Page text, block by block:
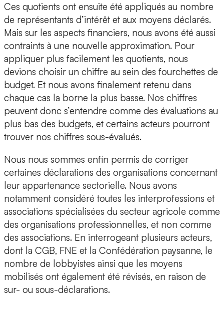
Ces quotients ont ensuite été appliqués au nombre
de représentants d’intérêt et aux moyens déclarés.
Mais sur les aspects financiers, nous avons été aussi
contraints à une nouvelle approximation. Pour
appliquer plus facilement les quotients, nous
devions choisir un chiffre au sein des fourchettes de
budget. Et nous avons finalement retenu dans
chaque cas la borne la plus basse. Nos chiffres
peuvent donc s’entendre comme des évaluations au
plus bas des budgets, et certains acteurs pourront
trouver nos chiffres sous-évalués.
Nous nous sommes enfin permis de corriger
certaines déclarations des organisations concernant
leur appartenance sectorielle. Nous avons
notamment considéré toutes les interprofessions et
associations spécialisées du secteur agricole comme
des organisations professionnelles, et non comme
des associations. En interrogeant plusieurs acteurs,
dont la CGB, FNE et la Confédération paysanne, le
nombre de lobbyistes ainsi que les moyens
mobilisés ont également été révisés, en raison de
sur- ou sous-déclarations.